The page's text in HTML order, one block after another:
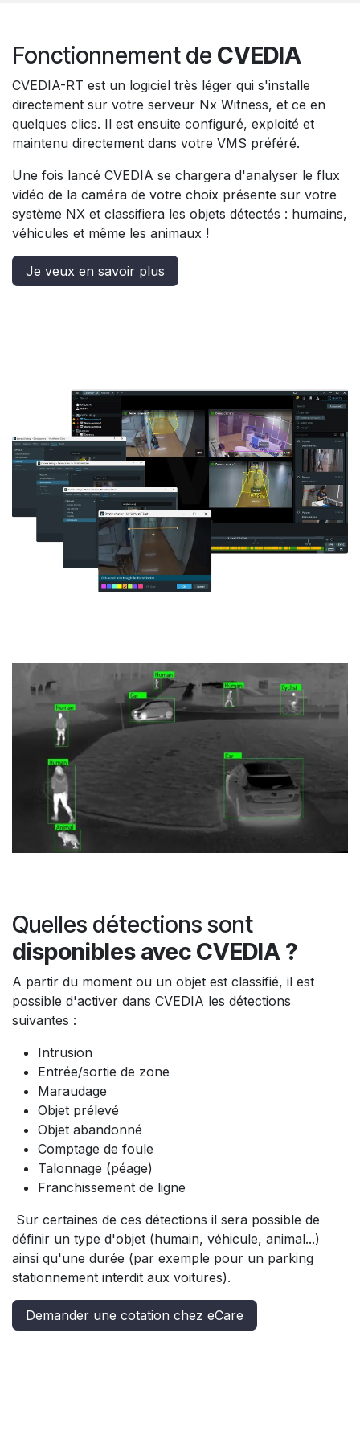
Fonctionnement de CVEDIA
CVEDIA-RT est un logiciel très léger qui s'installe
directement sur votre serveur Nx Witness, et ce en
quelques clics. Il est ensuite configuré, exploité et
maintenu directement dans votre VMS préféré.
Une fois lancé CVEDIA se chargera d'analyser le flux
vidéo de la caméra de votre choix présente sur votre
système NX et classifiera les objets détectés : humains,
véhicules et même les animaux !
Je veux en savoir plus
Quelles détections sont
disponibles avec CVEDIA ?
A partir du moment ou un objet est classifié, il est
possible d'activer dans CVEDIA les détections
suivantes :
Intrusion
Entrée/sortie de zone
Maraudage
Objet prélevé
Objet abandonné
Comptage de foule
Talonnage (péage)
Franchissement de ligne
Sur certaines de ces détections il sera possible de
définir un type d'objet (humain, véhicule, animal...)
ainsi qu'une durée (par exemple pour un parking
stationnement interdit aux voitures).
Demander une cotation chez eCare